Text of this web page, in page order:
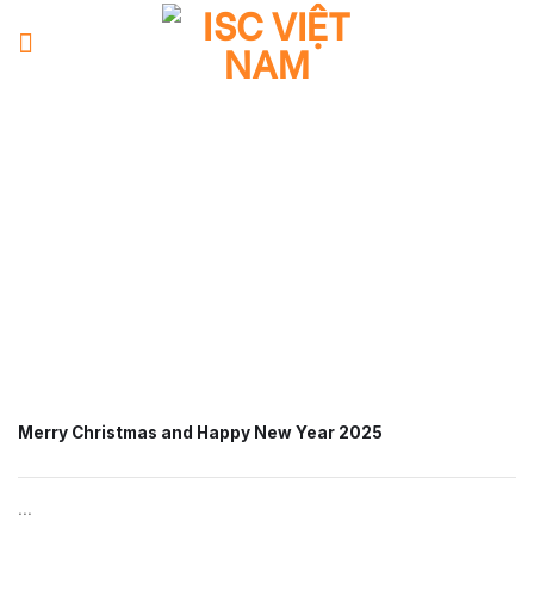
Merry Christmas and Happy New Year 2025
...